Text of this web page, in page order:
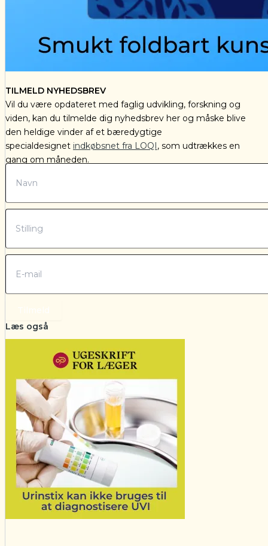
TILMELD NYHEDSBREV
Vil du være opdateret med faglig udvikling, forskning og
viden, kan du tilmelde dig nyhedsbrev her og måske blive
den heldige vinder af et bæredygtige
specialdesignet indkøbsnet fra LOQI, som udtrækkes en
gang om måneden.
Læs også